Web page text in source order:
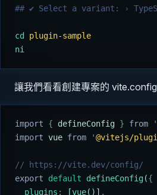
## ✔ Select a variant: ›
cd
plugin-sample
ni
讓我們看看創建專案的
import { defineConfig } from '
import vue from '@vitejs/
// https://vite.dev/config/
export default defineConfig({
  plugins
: [vue()] ,